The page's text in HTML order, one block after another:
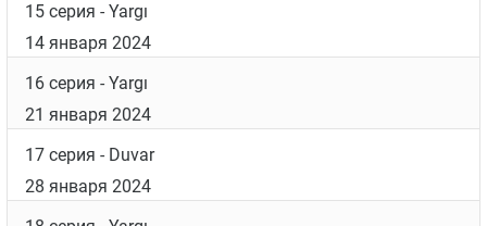
26 ноября 2023
11 серия
- Yargı
3 декабря 2023
12 серия
- Yargı
10 декабря 2023
13 серия
- Yargı